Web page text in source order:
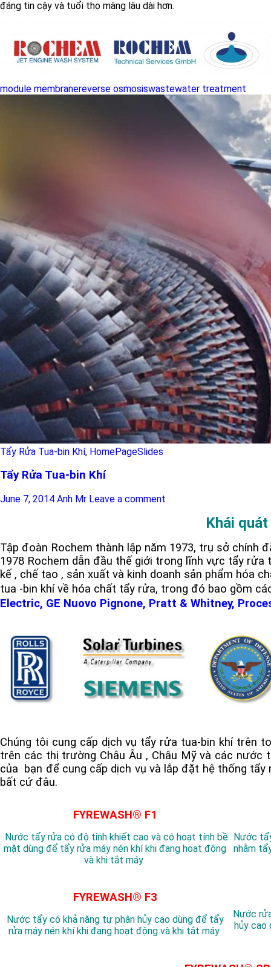
đáng tin cậy và tuổi thọ màng lâu dài hơn.
module membranereverse osmosiswastewater treatment
Tẩy Rửa Tua-bin Khí, HomePageSlides
Tẩy Rửa Tua-bin Khí
June 7, 2014 Anh Mr Leave a comment
Khái
Tập đoàn Rochem thành lập năm 1973, trụ sở chính
1978 Rochem dẫn đầu thế giới trong lĩnh vực tẩy rửa
kế , chế tạo , sản xuất và kinh doanh sản phẩm hóa
tua -bin khí về hóa chất tẩy rửa, trong đó bao gồm
Electric, GE Nuovo Pignone, Pratt & Whitney,
Chúng tôi cung cấp dịch vụ tẩy rửa tua-bin khí trên
trên các thị trường Châu Âu , Châu Mỹ và các nước
của bạn để cung cấp dịch vụ và lắp đặt hệ thống
bất cứ đâu.
FYREWASH® F1
Nước tẩy rửa có độ tinh khiết cao và có hoạt tính bề
mặt dùng để tẩy rửa máy nén khí khi đang hoạt động
và khi tắt máy
Nước
nhằm
FYREWASH® F3
Nước tẩy có khả năng tự phân hủy cao dùng để tẩy
rửa máy nén khí khi đang hoạt động và khi tắt máy
Nước
hủy cao